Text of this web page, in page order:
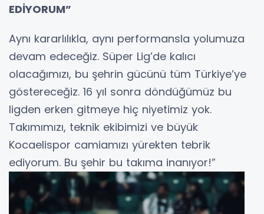
EDİYORUM”
Aynı kararlılıkla, aynı performansla yolumuza
devam edeceğiz. Süper Lig’de kalıcı
olacağımızı, bu şehrin gücünü tüm Türkiye’ye
göstereceğiz. 16 yıl sonra döndüğümüz bu
ligden erken gitmeye hiç niyetimiz yok.
Takımımızı, teknik ekibimizi ve büyük
Kocaelispor camiamızı yürekten tebrik
ediyorum. Bu şehir bu takıma inanıyor!”